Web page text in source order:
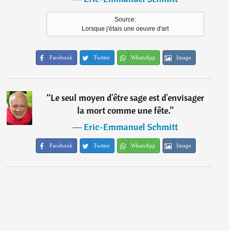
Source:
Lorsque j'étais une oeuvre d'art
Facebook Twitter WhatsApp Image
“Le seul moyen d'être sage est d'envisager
la mort comme une fête.”
―Eric-Emmanuel Schmitt
Facebook Twitter WhatsApp Image